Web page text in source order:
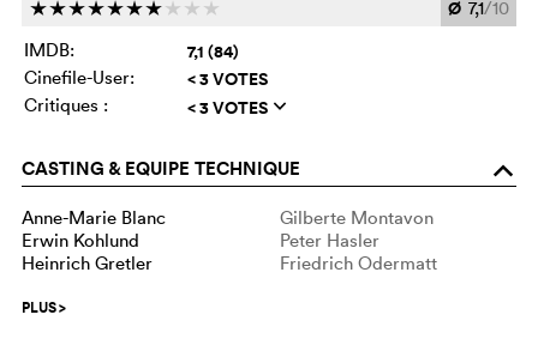
ccccccc c c c Ø 7,1/10
IMDB:
7,1 (84)
Cinefile-User: < 3 VOTES
Critiques : < 3 VOTES q
CASTING & EQUIPE TECHNIQUE o
Anne-Marie Blanc
Gilberte Montavon
Erwin Kohlund
Peter Hasler
Heinrich Gretler
Friedrich Odermatt
PLUS>